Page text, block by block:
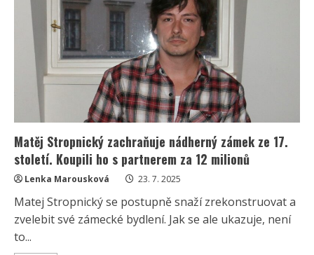
pyšní
krásným
zámkem.
dokonalé
místo
na
výlet
Matěj Stropnický zachraňuje nádherný zámek ze 17.
století. Koupili ho s partnerem za 12 milionů
Lenka Marousková 23. 7. 2025
Matej Stropnický se postupně snaží zrekonstruovat a
zvelebit své zámecké bydlení. Jak se ale ukazuje, není
to...